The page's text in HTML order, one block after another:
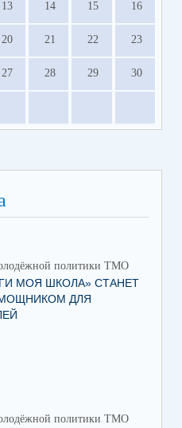
13 14 15 16
20 21 22 23
27 28 29 30
политики ТМО
МОЯ ШКОЛА» СТАНЕТ
ДЛЯ
политики ТМО